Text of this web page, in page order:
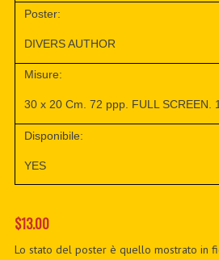
Poster:
DIVERS AUTHOR
Misure:
30 x 20 Cm. 72 ppp. FULL SCREEN.
Disponibile:
YES
$13.00
Lo stato del poster è quello mostrato in